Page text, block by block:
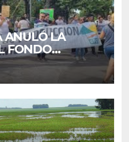
ANULÓ LA
FONDO
DE
DE LA
CHACO